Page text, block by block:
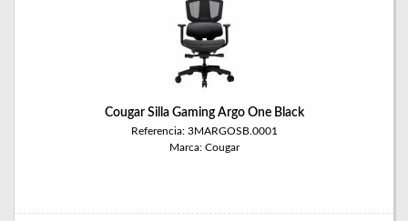
Cougar Silla Gaming Argo One Black
Referencia: 3MARGOSB.0001
Marca: Cougar